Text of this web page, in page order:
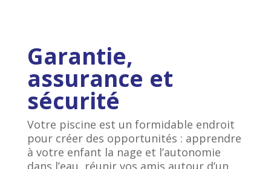
Garantie,
assurance et
sécurité
Votre piscine est un formidable endroit
pour créer des opportunités : apprendre
à votre enfant la nage et l’autonomie
dans l’eau, réunir vos amis autour d’un